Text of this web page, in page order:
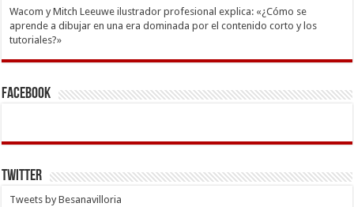
Wacom y Mitch Leeuwe ilustrador profesional explica: «¿Cómo se
aprende a dibujar en una era dominada por el contenido corto y los
tutoriales?»
Facebook
Twitter
Tweets by Besanavilloria